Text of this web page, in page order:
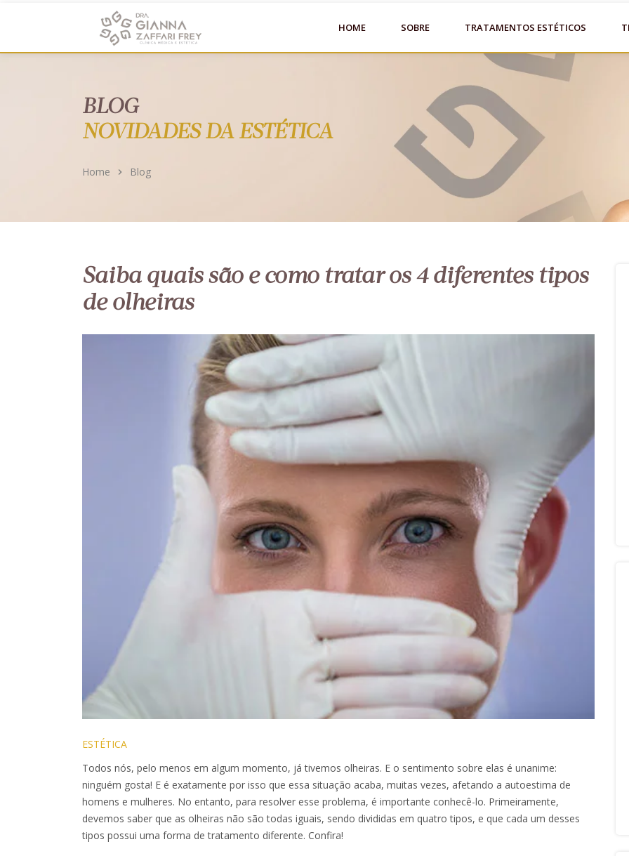
https://clinicadragianna.com.br/
HOME SOBRE TRATAMENTOS ESTÉTICOS
BLOG
NOVIDADES DA ESTÉTICA
Home Blog
Saiba quais são e como tratar os 4 diferentes tipos
de olheiras
ESTÉTICA
Todos nós, pelo menos em algum momento, já tivemos olheiras. E o sentimento sobre elas é unanime:
ninguém gosta! E é exatamente por isso que essa situação acaba, muitas vezes, afetando a autoestima de
homens e mulheres. No entanto, para resolver esse problema, é importante conhecê-lo. Primeiramente,
devemos saber que as olheiras não são todas iguais, sendo divididas em quatro tipos, e que cada um desses
tipos possui uma forma de tratamento diferente. Confira!